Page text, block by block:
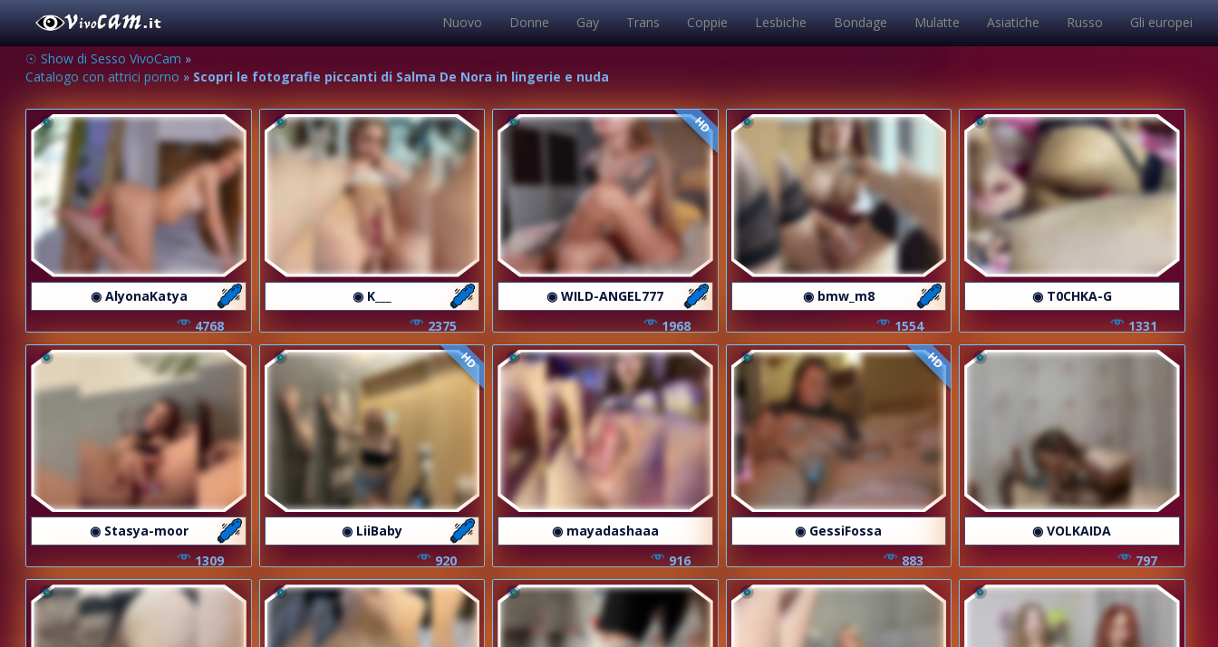
Nuovo Donne Gay Trans Coppie Lesbiche Bondage Mulatte Asiatiche Russo Gli europei
☉ Show di Sesso VivoCam »
Catalogo con attrici porno » Scopri le fotografie piccanti di Salma De Nora in lingerie e nuda
◉ AlyonaKatya
4768
◉ K___
2375
HD
◉ WILD-ANGEL777
1968
◉ bmw_m8
1554
◉ T0CHKA-G
1331
◉ Stasya-moor
1309
HD
◉ LiiBaby
920
◉ mayadashaaa
916
HD
◉ GessiFossa
883
◉ VOLKAIDA
797